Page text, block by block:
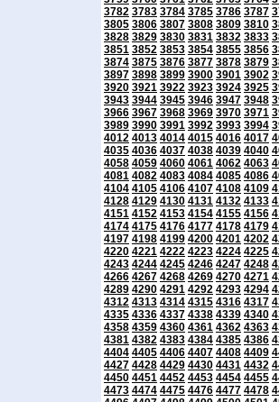
3782 3783 3784 3785 3786 3787
3805 3806 3807 3808 3809 3810
3828 3829 3830 3831 3832 3833
3851 3852 3853 3854 3855 3856
3874 3875 3876 3877 3878 3879
3897 3898 3899 3900 3901 3902
3920 3921 3922 3923 3924 3925
3943 3944 3945 3946 3947 3948
3966 3967 3968 3969 3970 3971
3989 3990 3991 3992 3993 3994
4012 4013 4014 4015 4016 4017
4035 4036 4037 4038 4039 4040
4058 4059 4060 4061 4062 4063
4081 4082 4083 4084 4085 4086
4104 4105 4106 4107 4108 4109
4128 4129 4130 4131 4132 4133
4151 4152 4153 4154 4155 4156
4174 4175 4176 4177 4178 4179
4197 4198 4199 4200 4201 4202
4220 4221 4222 4223 4224 4225
4243 4244 4245 4246 4247 4248
4266 4267 4268 4269 4270 4271
4289 4290 4291 4292 4293 4294
4312 4313 4314 4315 4316 4317
4335 4336 4337 4338 4339 4340
4358 4359 4360 4361 4362 4363
4381 4382 4383 4384 4385 4386
4404 4405 4406 4407 4408 4409
4427 4428 4429 4430 4431 4432
4450 4451 4452 4453 4454 4455
4473 4474 4475 4476 4477 4478